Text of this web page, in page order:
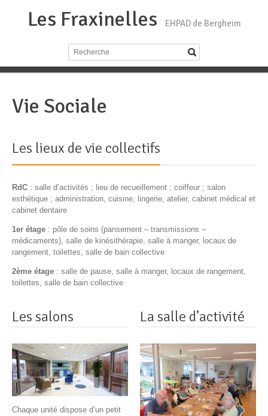
Les Fraxinelles EHPAD de Bergheim
Vie Sociale
Les lieux de vie collectifs
RdC : salle d’activités ; lieu de recueillement ; coiffeur ; salon
esthétique ; administration, cuisine, lingerie, atelier, cabinet médical et
cabinet dentaire
1er étage : pôle de soins (pansement – transmissions –
médicaments), salle de kinésithérapie, salle à manger, locaux de
rangement, toilettes, salle de bain collective
2ème étage : salle de pause, salle à manger, locaux de rangement,
toilettes, salle de bain collective
Les salons
Chaque unité dispose d’un petit
La salle d’activité